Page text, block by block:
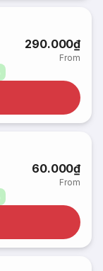
290.000₫
From
60.000₫
From